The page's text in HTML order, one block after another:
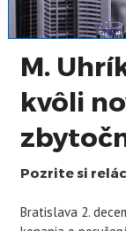
M.
kvôli
Pozrite si
Bratislava 2.